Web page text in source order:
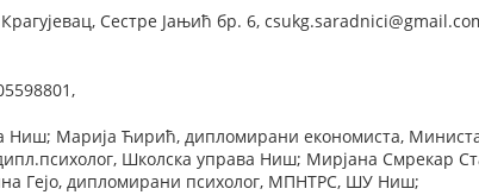
Сестре Јањић бр. 6,
Марија Ћирић, дипломирани економиста,
Школска управа Ниш; Мирјана Смрекар
Гејо, дипломирани психолог, МПНТРС, ШУ Ниш;